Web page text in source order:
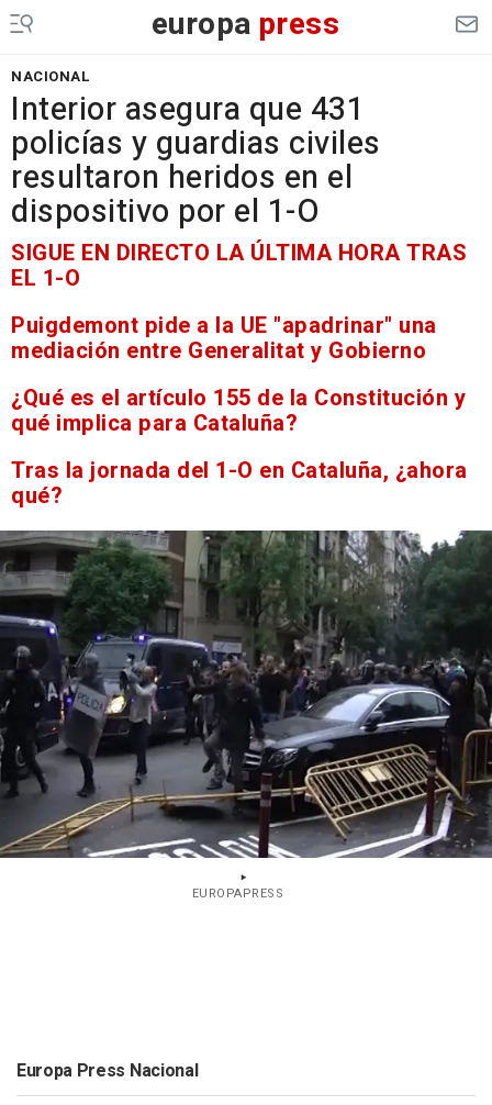
europa press
NACIONAL
Interior asegura que 431
policías y guardias civiles
resultaron heridos en el
dispositivo por el 1-O
SIGUE EN DIRECTO LA ÚLTIMA HORA TRAS
EL 1-O
Puigdemont pide a la UE "apadrinar" una
mediación entre Generalitat y Gobierno
¿Qué es el artículo 155 de la Constitución y
qué implica para Cataluña?
Tras la jornada del 1-O en Cataluña, ¿ahora
qué?
EUROPAPRESS
Europa Press Nacional